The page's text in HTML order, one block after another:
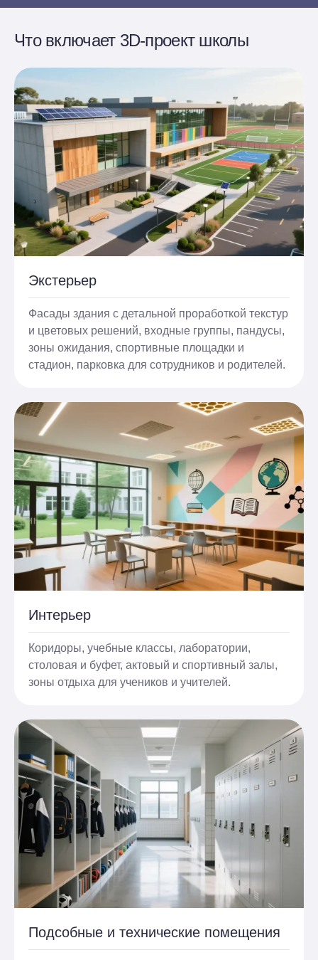
Что включает 3D-проект школы
Экстерьер
Фасады здания с детальной проработкой текстур
и цветовых решений, входные группы, пандусы,
зоны ожидания, спортивные площадки и
стадион, парковка для сотрудников и родителей.
Интерьер
Коридоры, учебные классы, лаборатории,
столовая и буфет, актовый и спортивный залы,
зоны отдыха для учеников и учителей.
Подсобные и технические помещения